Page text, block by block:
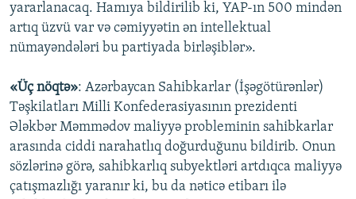
yararlanacaq. Hamıya bildirilib ki, YAP-ın 500 mindən
artıq üzvü var və cəmiyyətin ən intellektual
nümayəndələri bu partiyada birləşiblər».
«Üç nöqtə»: Azərbaycan Sahibkarlar (İşəgötürənlər)
Təşkilatları Milli Konfederasiyasının prezidenti
Ələkbər Məmmədov maliyyə probleminin sahibkarlar
arasında ciddi narahatlıq doğurduğunu bildirib. Onun
sözlərinə görə, sahibkarlıq subyektləri artdıqca maliyyə
çatışmazlığı yaranır ki, bu da nəticə etibarı ilə